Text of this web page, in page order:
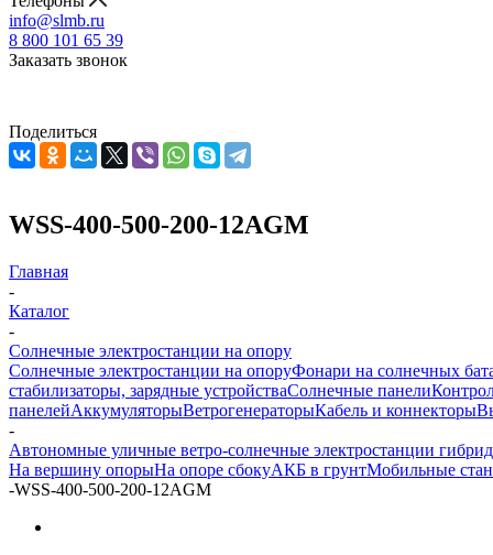
info@slmb.ru
8 800 101 65 39
Заказать звонок
Поделиться
WSS-400-500-200-12AGM
Главная
-
Каталог
-
Солнечные электростанции на опору
Солнечные электростанции на опоруФонари на солнечных
стабилизаторы, зарядные устройстваСолнечные панели
панелейАккумуляторыВетрогенераторыКабель и коннекторы
-
Автономные уличные ветро-солнечные электростанции
На вершину опорыНа опоре сбокуАКБ в грунтМобильные
-WSS-400-500-200-12AGM